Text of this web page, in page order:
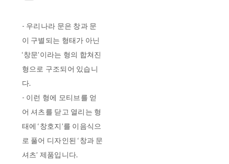
- 우리나라 문은 창과 문
이 구별되는 형태가 아닌
‘창문’이라는 형의 합쳐진
형으로 구조되어 있습니
다.
- 이런 형에 모티브를 얻
어 셔츠를 닫고 열리는 형
태에 ‘창호지’를 이음식으
로 풀어 디자인된 ‘창과 문
셔츠’ 제품입니다.